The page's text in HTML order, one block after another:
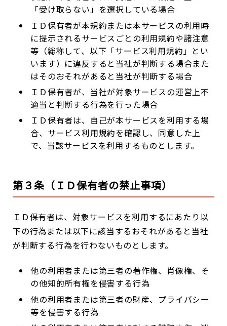
「受け取らない」を選択している場合
ＩＤ保有者が本規約または本サービスの利用時
に提示されるサービスごとの利用規約や諸注意
等（総称して、以下「サービス利用規約」とい
います）に違反すると当社が判断する場合また
はそのおそれがあると当社が判断する場合
ＩＤ保有者が、当社が対象サービスの運営上不
適当と判断する行為を行った場合
ＩＤ保有者は、自己が本サービスを利用する場
合、サービス利用規約を確認し、同意した上
で、当該サービスを利用するものとします。
第３条（ＩＤ保有者の禁止事項）
ＩＤ保有者は、対象サービスを利用するにあたり以
下の行為または以下に該当するおそれがあると当社
が判断する行為を行わないものとします。
他の利用者または第三者の著作権、肖像権、そ
の他知的所有権を侵害する行為
他の利用者または第三者の財産、プライバシー
等を侵害する行為